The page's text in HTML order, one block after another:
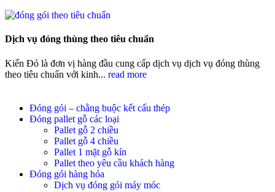
Dịch vụ đóng thùng theo tiêu chuẩn
Kiến Đỏ là đơn vị hàng đầu cung cấp dịch vụ dịch vụ đóng thùng
theo tiêu chuẩn với kinh... read more
Đóng gói – chằng buộc kết cấu thép
Đóng pallet gỗ các loại
Pallet gỗ 2 chiều
Pallet gỗ 4 chiều
Pallet 1 mặt gỗ kín
Pallet theo yêu cầu khách hàng
Đóng gói hàng hóa
Dịch vụ đóng gói máy móc